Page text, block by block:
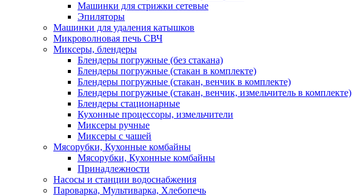
Машинки для стрижки сетевые
Эпиляторы
Машинки для удаления катышков
Микроволновая печь СВЧ
Миксеры, блендеры
Блендеры погружные (без стакана)
Блендеры погружные (стакан в комплекте)
Блендеры погружные (стакан, венчик в комплекте)
Блендеры погружные (стакан, венчик, измельчитель в комплекте)
Блендеры стационарные
Кухонные процессоры, измельчители
Миксеры ручные
Миксеры с чашей
Мясорубки, Кухонные комбайны
Мясорубки, Кухонные комбайны
Принадлежности
Насосы и станции водоснабжения
Пароварка, Мультиварка, Хлебопечь